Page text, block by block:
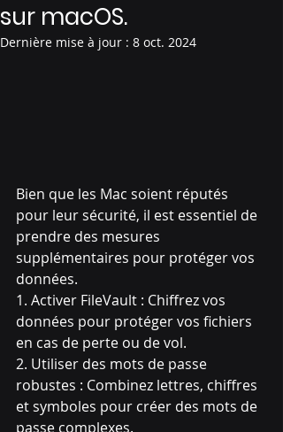
sur macOS.
Dernière mise à jour : 8 oct. 2024
Bien que les Mac soient réputés
pour leur sécurité, il est essentiel de
prendre des mesures
supplémentaires pour protéger vos
données.
1. Activer FileVault : Chiffrez vos
données pour protéger vos fichiers
en cas de perte ou de vol.
2. Utiliser des mots de passe
robustes : Combinez lettres, chiffres
et symboles pour créer des mots de
passe complexes.